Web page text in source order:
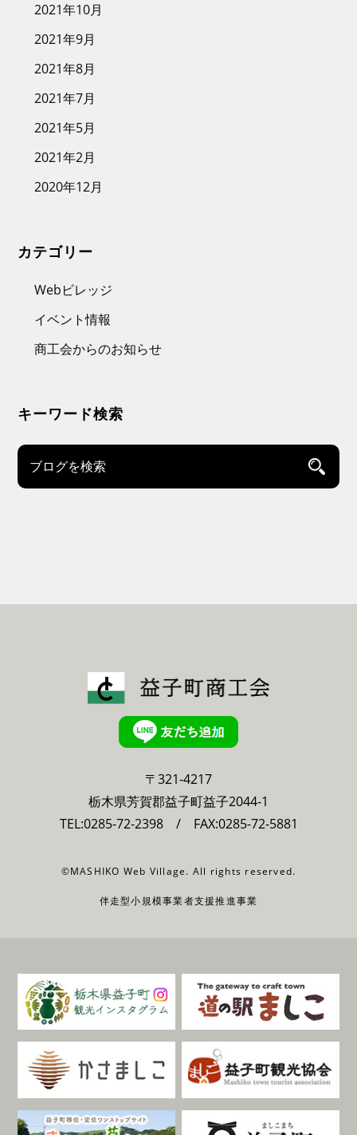
2021年10月
2021年9月
2021年8月
2021年7月
2021年5月
2021年2月
2020年12月
カテゴリー
Webビレッジ
イベント情報
商工会からのお知らせ
キーワード検索
〒321-4217
栃木県芳賀郡益子町益子2044-1
TEL:0285-72-2398/ FAX:0285-72-5881
©MASHIKO Web Village. All rights reserved.
伴走型小規模事業者支援推進事業